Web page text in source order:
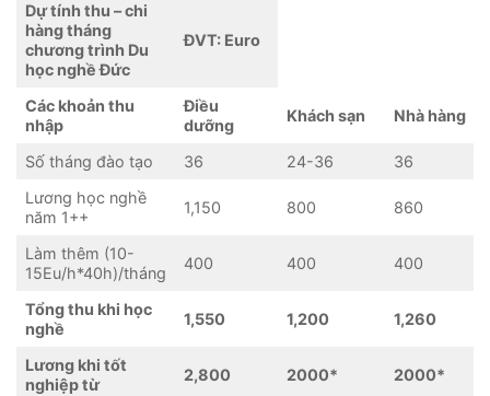
Dự tính thu – chi
hàng tháng
chương trình Du
học nghề Đức
ĐVT: Euro
Các khoản thu
nhập
Điều
dưỡng
Khách sạn Nhà hàng
Số tháng đào tạo 36 24-36
36
Lương học nghề
năm 1++
1,150 800 860
Làm thêm (10-
15Eu/h*40h)/tháng
400 400 400
Tổng thu khi học
nghề
1,550 1,200 1,260
Lương khi tốt
nghiệp từ
2,800 2000* 2000*